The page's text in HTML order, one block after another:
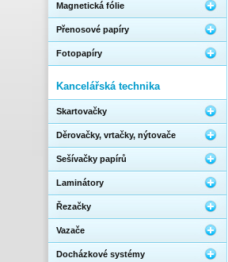
Magnetická fólie
Přenosové papíry
Fotopapíry
Kancelářská technika
Skartovačky
Děrovačky, vrtačky, nýtovače
Sešívačky papírů
Laminátory
Řezačky
Vazače
Docházkové systémy